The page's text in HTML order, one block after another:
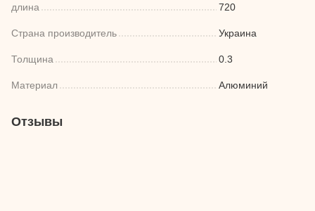
длина 720
Страна производитель Украина
Толщина 0.3
Материал Алюминий
Отзывы